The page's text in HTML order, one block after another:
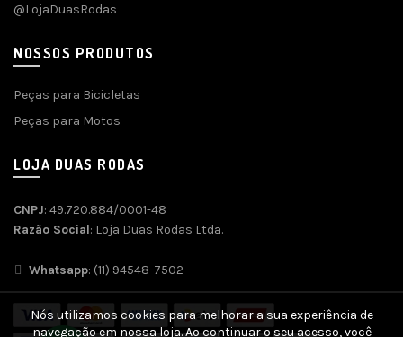
@LojaDuasRodas
NOSSOS PRODUTOS
Peças para Bicicletas
Peças para Motos
LOJA DUAS RODAS
CNPJ: 49.720.884/0001-48
Razão Social: Loja Duas Rodas Ltda.
Whatsapp: (11) 94548-7502
Nós utilizamos cookies para melhorar a sua experiência de
navegação em nossa loja. Ao continuar o seu acesso, você